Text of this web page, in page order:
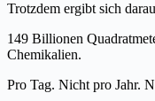
Trotzdem ergibt sich
149 Billionen
Chemikalien.
Pro Tag. Nicht pro Jahr.